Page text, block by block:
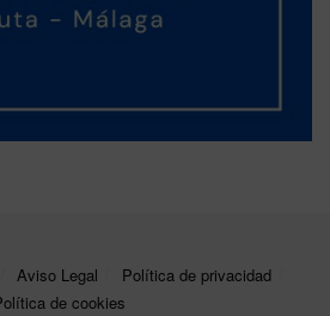
Aviso Legal
Política de privacidad
de cookies